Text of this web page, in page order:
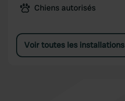
Chiens autorisés
Voir toutes les installations